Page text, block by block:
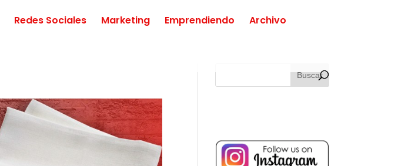
Redes Sociales Marketing Emprendiendo Archivo